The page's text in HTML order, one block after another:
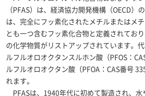
（PFAS）は、経済協力開発機構（OECD）
は、完全にフッ素化されたメチルまたはメ
とも一つ含むフッ素化合物と定義されてお
の化学物質がリストアップされています。
ルフルオロオクタンスルホン酸（PFOS：
ルフルオロオクタン酸（PFOA：CAS番号
れます。
PFASは、1940年代に初めて製造され、水